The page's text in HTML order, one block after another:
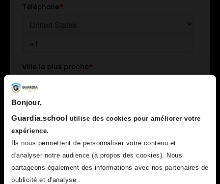
Bonjour,
Guardia.school utilise des cookies pour améliorer votre
expérience.
Ils nous permettent de personnaliser votre contenu et
d'analyser notre audience (à propos des cookies). Nous
partageons également des informations avec nos partenaires de
publicité et d'analyse..